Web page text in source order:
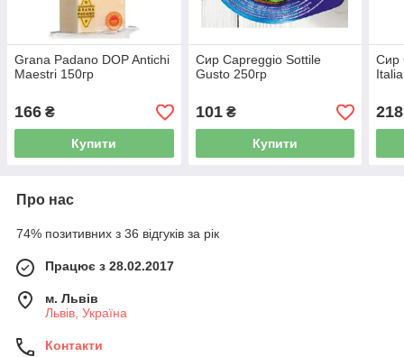
Grana Padano DOP Antichi
Maestri 150гр
166 ₴
Купити
Сир Capreggio Sottile
Gusto 250гр
101₴
Купити
Сир
218
Про нас
74% позитивних з 36 відгуків за рік
Працює з 28.02.2017
м. Львів
Львів, Україна
Контакти